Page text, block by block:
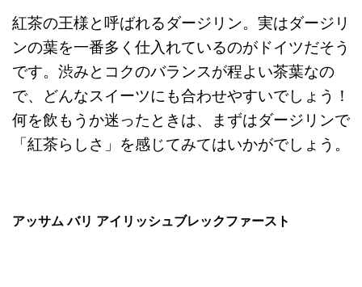
紅茶の王様と呼ばれるダージリン。実はダージリ
ンの葉を一番多く仕入れているのがドイツだそう
です。渋みとコクのバランスが程よい茶葉なの
で、どんなスイーツにも合わせやすいでしょう！
何を飲もうか迷ったときは、まずはダージリンで
「紅茶らしさ」を感じてみてはいかがでしょう。
アッサム バリ アイリッシュブレックファースト